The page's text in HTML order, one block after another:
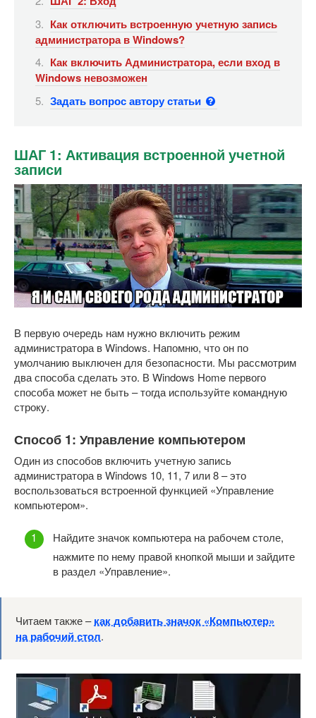
Как отключить встроенную учетную запись
администратора в Windows?
Как включить Администратора, если вход в
Windows невозможен
Задать вопрос автору статьи
ШАГ 1: Активация встроенной учетной
записи
В первую очередь нам нужно включить режим
администратора в Windows. Напомню, что он по
умолчанию выключен для безопасности. Мы рассмотрим
два способа сделать это. В Windows Home первого
способа может не быть – тогда используйте командную
строку.
Способ 1: Управление компьютером
Один из способов включить учетную запись
администратора в Windows 10, 11, 7 или 8 – это
воспользоваться встроенной функцией «Управление
компьютером».
Найдите значок компьютера на рабочем столе,
нажмите по нему правой кнопкой мыши и зайдите
в раздел «Управление».
Читаем также –как добавить значок «Компьютер»
на рабочий стол.